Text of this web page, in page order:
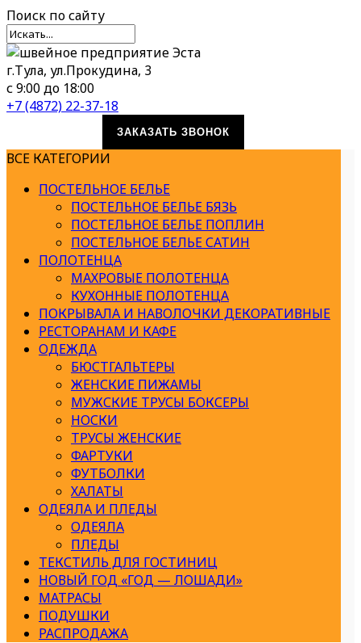
Поиск по сайту
г.Тула, ул.Прокудина, 3
с 9:00 до 18:00
+7 (4872) 22-37-18
ЗАКАЗАТЬ ЗВОНОК
ВСЕ КАТЕГОРИИ
ПОСТЕЛЬНОЕ БЕЛЬЕ
ПОСТЕЛЬНОЕ БЕЛЬЕ БЯЗЬ
ПОСТЕЛЬНОЕ БЕЛЬЕ ПОПЛИН
ПОСТЕЛЬНОЕ БЕЛЬЕ САТИН
ПОЛОТЕНЦА
МАХРОВЫЕ ПОЛОТЕНЦА
КУХОННЫЕ ПОЛОТЕНЦА
ПОКРЫВАЛА И НАВОЛОЧКИ ДЕКОРАТИВНЫЕ
РЕСТОРАНАМ И КАФЕ
ОДЕЖДА
БЮСТГАЛЬТЕРЫ
ЖЕНСКИЕ ПИЖАМЫ
МУЖСКИЕ ТРУСЫ БОКСЕРЫ
НОСКИ
ТРУСЫ ЖЕНСКИЕ
ФАРТУКИ
ФУТБОЛКИ
ХАЛАТЫ
ОДЕЯЛА И ПЛЕДЫ
ОДЕЯЛА
ПЛЕДЫ
ТЕКСТИЛЬ ДЛЯ ГОСТИНИЦ
НОВЫЙ ГОД «ГОД — ЛОШАДИ»
МАТРАСЫ
ПОДУШКИ
РАСПРОДАЖА